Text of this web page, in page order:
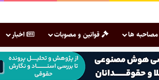
مصاحبه ها قوانین و مصوبات اخبار